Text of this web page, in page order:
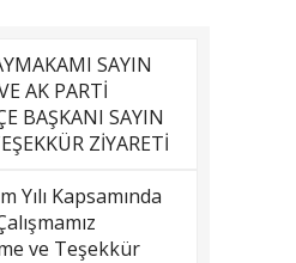
SAYIN
AK PARTİ
BAŞKANI SAYIN
ZİYARETİ
Yılı Kapsamında
ve Teşekkür